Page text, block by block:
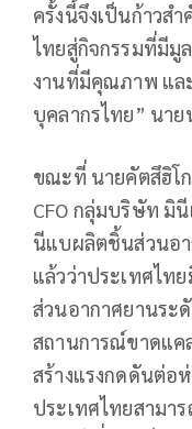
ครั้งนี้จึงเป็นก้าวส
ไทยสู่กิจกรรมที่มีมูล
งานที่มีคุณภาพ แล
บุคลากรไทย” นาย
ขณะที่ นายคัตสึฮิโก
CFO กลุ่มบริษัท มิ
นีแบผลิตชิ้นส่วนอ
แล้วว่าประเทศไท
ส่วนอากาศยานระ
สถานการณ์ขาดแค
สร้างแรงกดดันต่อ
ประเทศไทยสามา